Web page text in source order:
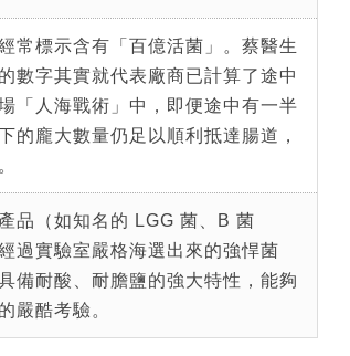
常標示含有「百億活菌」。蔡醫生
數字其實就代表廠商已計算了途中
「人海戰術」中，即便途中有一半
的龐大數量仍足以順利抵達腸道，
品（如知名的 LGG 菌、B 菌
過實驗室嚴格海選出來的強悍菌
備耐酸、耐膽鹽的強大特性，能夠
嚴酷考驗。